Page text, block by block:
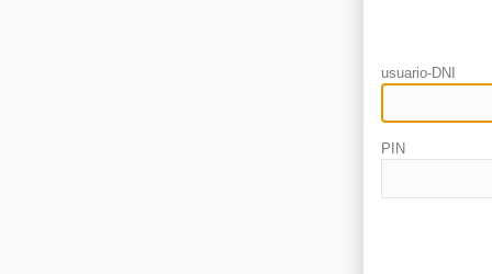
usuario-DNI
PIN